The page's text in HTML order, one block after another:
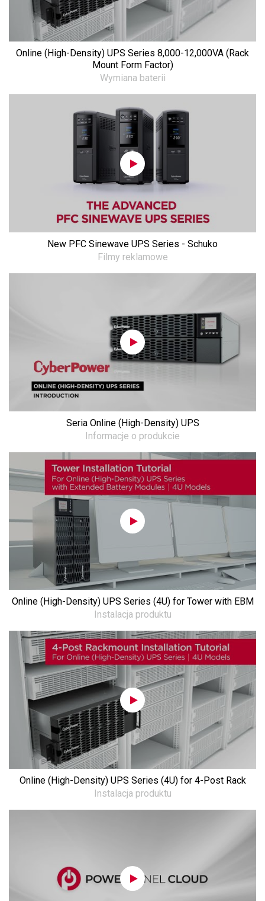
Online (High-Density) UPS Series 8,000-12,000VA (Rack
Mount Form Factor)
Wymiana baterii
New PFC Sinewave UPS Series - Schuko
Filmy reklamowe
Seria Online (High-Density) UPS
Informacje o produkcie
Online (High-Density) UPS Series (4U) for Tower with EBM
Instalacja produktu
Online (High-Density) UPS Series (4U) for 4-Post Rack
Instalacja produktu